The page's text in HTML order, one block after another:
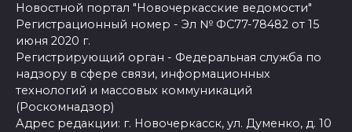
Новостной портал "Новочеркасские ведомости"
Регистрационный номер - Эл № ФС77-78482 от 15
июня 2020 г.
Регистрирующий орган - Федеральная служба по
надзору в сфере связи, информационных
технологий и массовых коммуникаций
(Роскомнадзор)
Адрес редакции: г. Новочеркасск, ул. Думенко, д. 10